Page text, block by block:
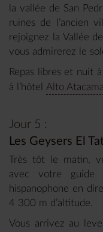
la vallée de San
ruines de l’ancien
rejoignez la Vallée
vous admirerez le
Repas libres et nuit à
à l’hôtel Alto Atacama
Jour 5 :
Les Geysers El
Très tôt le matin,
avec votre guide
hispanophone en
4 300 m d’altitude.
Vous arrivez au